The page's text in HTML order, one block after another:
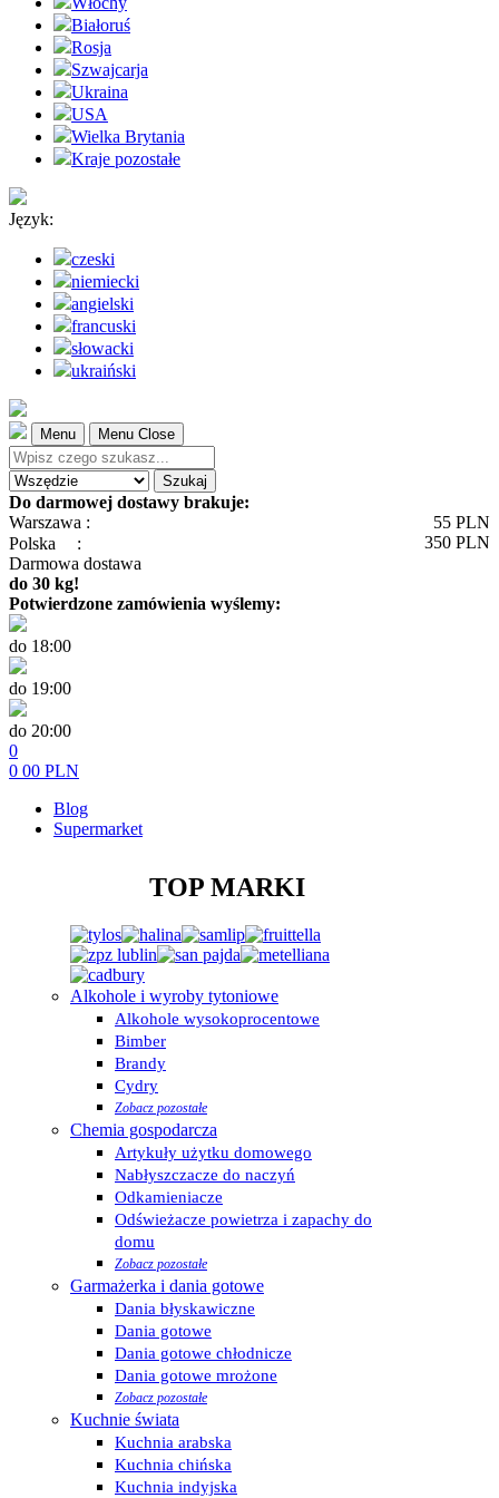
Białoruś
Rosja
Szwajcarja
Ukraina
USA
Wielka Brytania
Kraje pozostałe
Język:
czeski
niemiecki
angielski
francuski
słowacki
ukraiński
Menu Menu Close
Szukaj
Do darmowej dostawy brakuje:
Warszawa :
55 PLN
Polska
: 350 PLN
Darmowa dostawa
do 30 kg!
Potwierdzone zamówienia wyślemy:
do 18:00
do 19:00
do 20:00
0
0 00 PLN
Blog
Supermarket
TOP MARKI
Alkohole i wyroby tytoniowe
Alkohole wysokoprocentowe
Bimber
Brandy
Cydry
Zobacz pozostałe
Chemia gospodarcza
Artykuły użytku domowego
Nabłyszczacze do naczyń
Odkamieniacze
Odświeżacze powietrza i zapachy do
domu
Zobacz pozostałe
Garmażerka i dania gotowe
Dania błyskawiczne
Dania gotowe
Dania gotowe chłodnicze
Dania gotowe mrożone
Zobacz pozostałe
Kuchnie świata
Kuchnia arabska
Kuchnia chińska
Kuchnia indyjska